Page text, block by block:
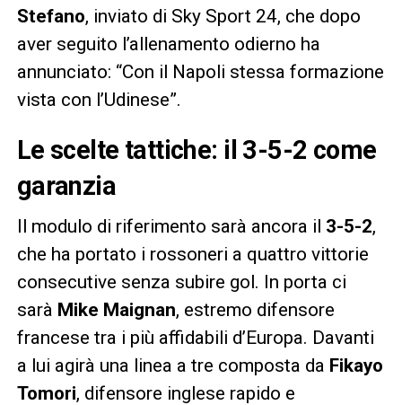
Stefano, inviato di Sky Sport 24, che dopo
aver seguito l’allenamento odierno ha
annunciato: “Con il Napoli stessa formazione
vista con l’Udinese”.
Le scelte tattiche: il 3-5-2 come
garanzia
Il modulo di riferimento sarà ancora il 3-5-2,
che ha portato i rossoneri a quattro vittorie
consecutive senza subire gol. In porta ci
sarà Mike Maignan, estremo difensore
francese tra i più affidabili d’Europa. Davanti
a lui agirà una linea a tre composta da Fikayo
Tomori, difensore inglese rapido e